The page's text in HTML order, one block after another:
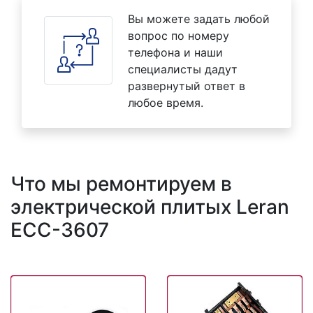
Вы можете задать любой
вопрос по номеру
телефона и наши
специалисты дадут
развернутый ответ в
любое время.
Что мы ремонтируем в
электрической плитых Leran
ECC-3607